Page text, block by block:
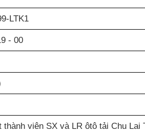
LTK1
- 00
thành viên SX và LR ôtô tải Chu Lai